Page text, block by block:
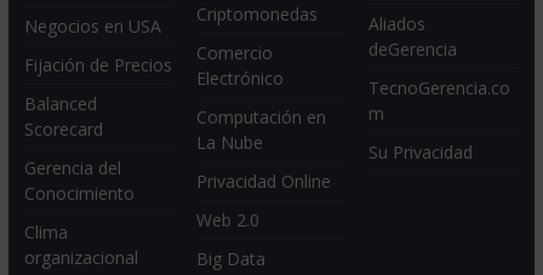
Negocios en USA
Fijación de Precios
Balanced
Scorecard
Gerencia del
Conocimiento
Clima
organizacional
Criptomonedas
Comercio
Electrónico
Computación en
La Nube
Privacidad Online
Web 2.0
Big Data
Aliados
deGerencia
TecnoGerencia.co
m
Su Privacidad